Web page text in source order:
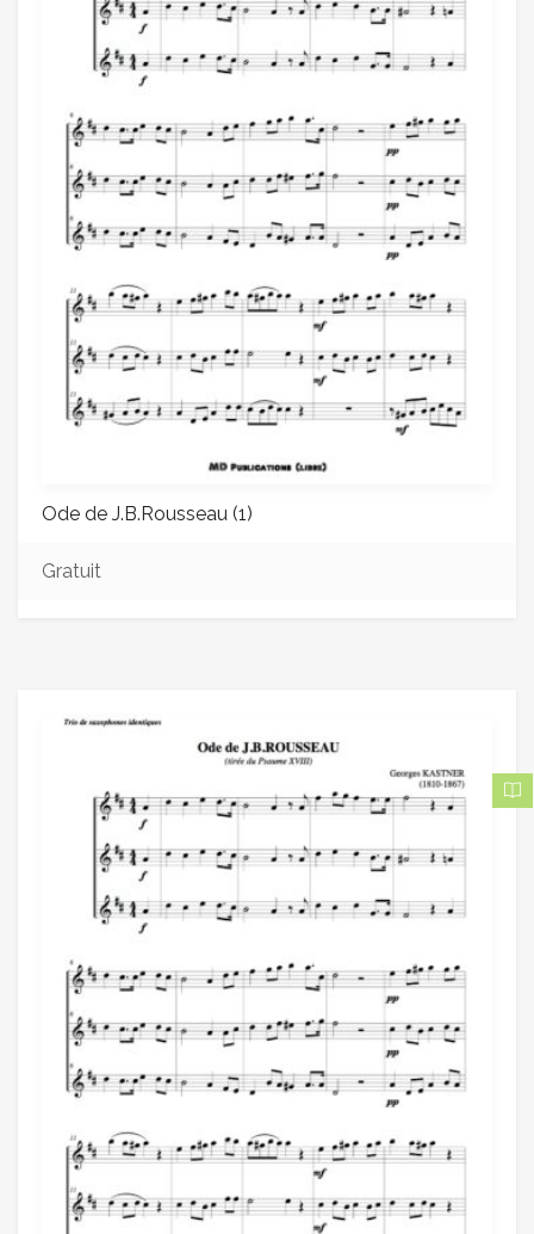
Ode de J.B.Rousseau (1)
Gratuit